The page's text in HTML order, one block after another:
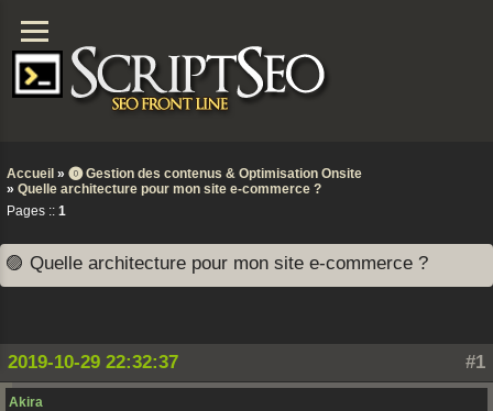
Accueil » ⓿ Gestion des contenus & Optimisation Onsite
» Quelle architecture pour mon site e-commerce ?
Pages :: 1
🟣 Quelle architecture pour mon site e-commerce ?
#1
2019-10-29 22:32:37
Akira